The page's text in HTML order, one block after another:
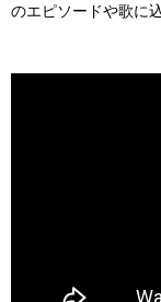
のエピソードや歌に